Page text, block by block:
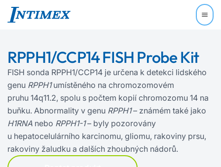
RPPH1/CCP14 FISH Probe Kit
FISH sonda RPPH1/CCP14 je určena k detekci lidského
genu RPPH1umístěného na chromozomovém
pruhu 14q11.2, spolu s počtem kopií chromozomu 14 na
buňku. Abnormality v genu RPPH1– známém také jako
H1RNA nebo RPPH1-1– byly pozorovány
u hepatocelulárního karcinomu, gliomu, rakoviny prsu,
rakoviny žaludku a dalších zhoubných nádorů.